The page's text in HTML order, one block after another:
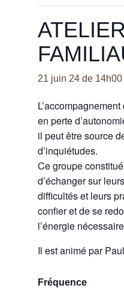
21 juin 24 de 14h00
en perte
il peut être source
d’inquiétudes.
Ce groupe
d’échanger sur
difficultés et leurs
confier et de se
l’énergie
Il est animé par
Fréquence